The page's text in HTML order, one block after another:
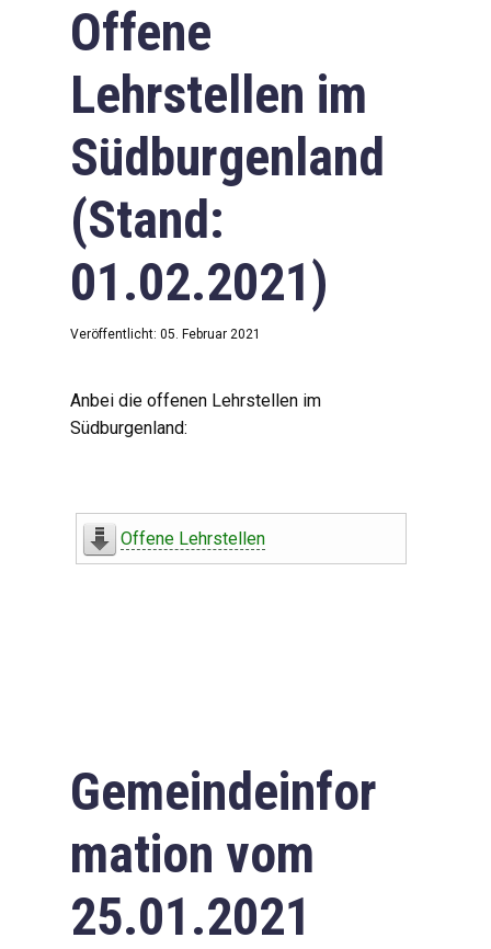
Offene
Lehrstellen im
Südburgenland
(Stand:
01.02.2021)
Veröffentlicht: 05. Februar 2021
Anbei die offenen Lehrstellen im
Südburgenland:
Offene Lehrstellen
Gemeindeinfor
mation vom
25.01.2021